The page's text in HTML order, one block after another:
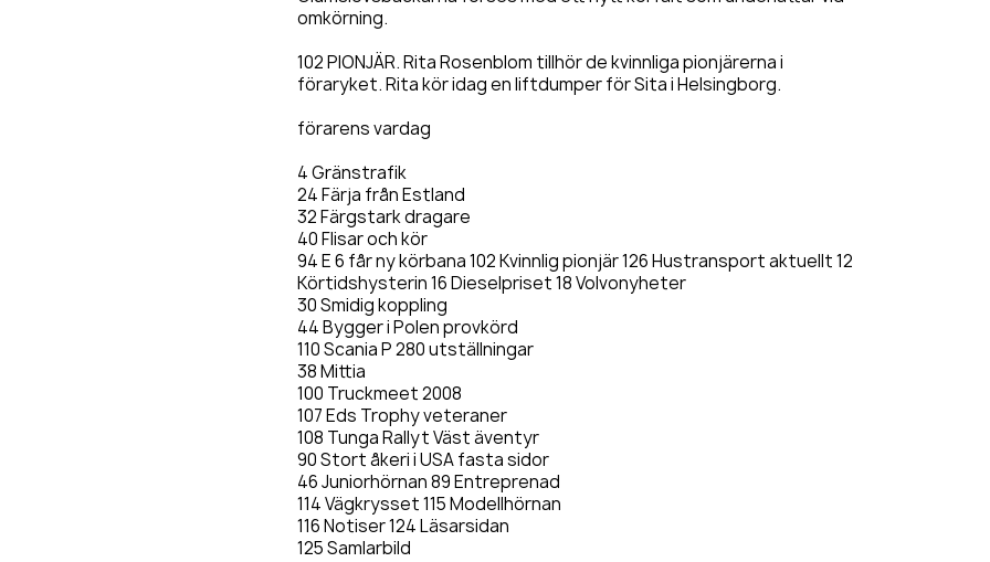
omkörning.
102 PIONJÄR. Rita Rosenblom tillhör de kvinnliga pionjärerna i
föraryket. Rita kör idag en liftdumper för Sita i Helsingborg.
förarens vardag
4 Gränstrafik
24 Färja från Estland
32 Färgstark dragare
40 Flisar och kör
94 E 6 får ny körbana 102 Kvinnlig pionjär 126 Hustransport aktuellt 12
Körtidshysterin 16 Dieselpriset 18 Volvonyheter
30 Smidig koppling
44 Bygger i Polen provkörd
110 Scania P 280 utställningar
38 Mittia
100 Truckmeet 2008
107 Eds Trophy veteraner
108 Tunga Rallyt Väst äventyr
90 Stort åkeri i USA fasta sidor
46 Juniorhörnan 89 Entreprenad
114 Vägkrysset 115 Modellhörnan
116 Notiser 124 Läsarsidan
125 Samlarbild